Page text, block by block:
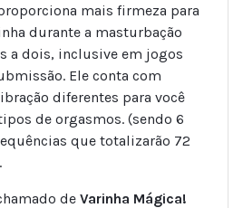
mais firmeza para
durante a masturbação
a dois, inclusive em jogos
Ele conta com
diferentes para você
de orgasmos. (sendo 6
que totalizarão 72
de Varinha Mágica!